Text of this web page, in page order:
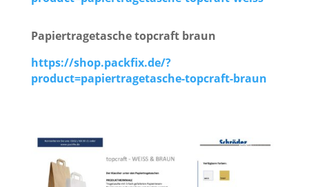
Papiertragetasche topcraft braun
https://shop.packfix.de/?
product=papiertragetasche-topcraft-braun